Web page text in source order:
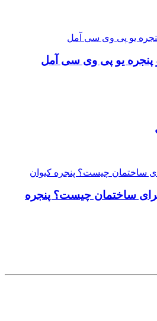
یو پی وی سی آمل
برای ساختمان چیست؟ پنجره